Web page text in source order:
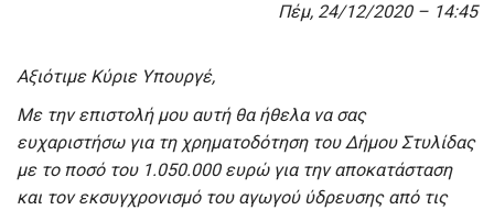
Πέμ, 24/12/2020 – 14:45
Αξιότιμε Κύριε Υπουργέ,
Με την επιστολή μου αυτή θα ήθελα να σας
ευχαριστήσω για τη χρηματοδότηση του Δήμου Στυλίδας
με το ποσό του 1.050.000 ευρώ για την αποκατάσταση
και τον εκσυγχρονισμό του αγωγού ύδρευσης από τις